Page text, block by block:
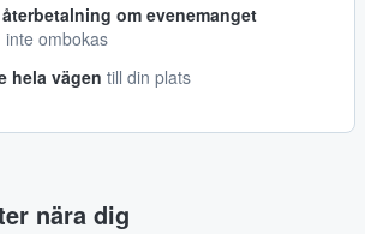
om evenemanget
inte ombokas
hela vägen till din plats
nära dig